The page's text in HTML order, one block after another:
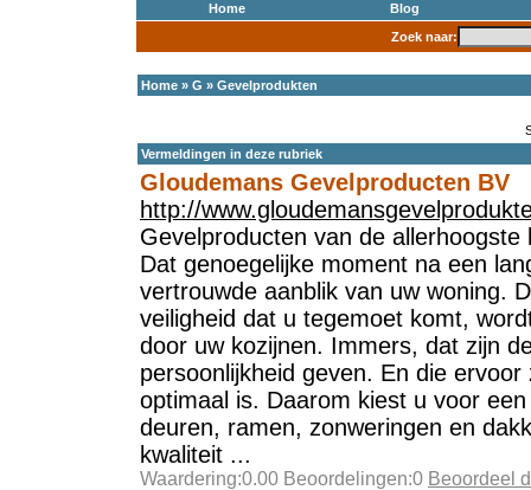
Home
Blog
Zoek naar:
Home » G » Gevelprodukten
Vermeldingen in deze rubriek
Gloudemans Gevelproducten BV
http://
Gevelproducten van de
Dat genoegelijke moment na een
vertrouwde aanblik van uw woning.
veiligheid dat u tegemoet komt,
door uw kozijnen. Immers, dat zijn
persoonlijkheid geven. En die
optimaal is. Daarom kiest u voor
deuren, ramen, zonweringen en
kwaliteit ...
Waardering:0.00 Beoordelingen:0 Beoordeel